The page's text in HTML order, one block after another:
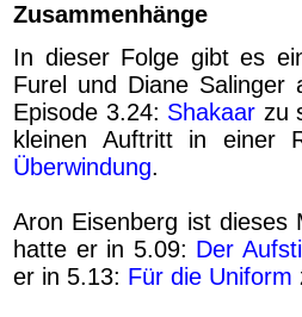
Zusammenhänge
In dieser Folge gibt es
Furel und Diane Salinger
Episode 3.24: Shakaar zu
kleinen Auftritt in einer
Überwindung.
Aron Eisenberg ist
hatte er in 5.09: Der
er in 5.13: Für die Uniform